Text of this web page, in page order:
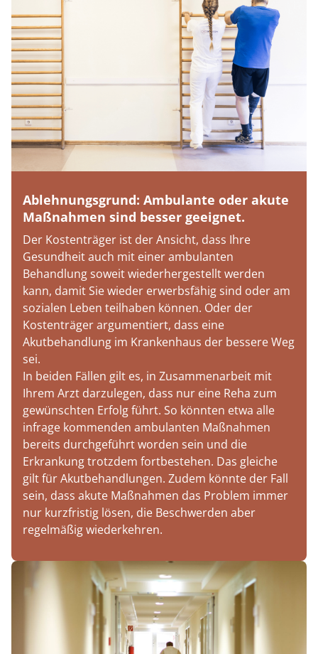
Ablehnungsgrund: Ambulante oder akute
Maßnahmen sind besser geeignet.
Der Kostenträger ist der Ansicht, dass Ihre
Gesundheit auch mit einer ambulanten
Behandlung soweit wiederhergestellt werden
kann, damit Sie wieder erwerbsfähig sind oder am
sozialen Leben teilhaben können. Oder der
Kostenträger argumentiert, dass eine
Akutbehandlung im Krankenhaus der bessere Weg
sei.
In beiden Fällen gilt es, in Zusammenarbeit mit
Ihrem Arzt darzulegen, dass nur eine Reha zum
gewünschten Erfolg führt. So könnten etwa alle
infrage kommenden ambulanten Maßnahmen
bereits durchgeführt worden sein und die
Erkrankung trotzdem fortbestehen. Das gleiche
gilt für Akutbehandlungen. Zudem könnte der Fall
sein, dass akute Maßnahmen das Problem immer
nur kurzfristig lösen, die Beschwerden aber
regelmäßig wiederkehren.